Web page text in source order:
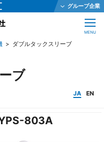
CLOSE
MENU
ダブルタックスリーブ
ブ
JA EN
803A
グループ企業
シイホールディングス株式会社
ワイエイシイダステック
シイバイオ株式会社